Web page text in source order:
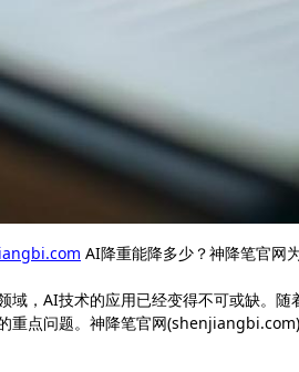
AI降重能降多少？神降笔官网
域，AI技术的应用已经变得不可或缺。
重点问题。神降笔官网